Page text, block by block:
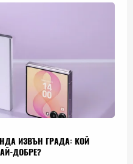
ИЗВЪН ГРАДА: КОЙ
ДОБРЕ?